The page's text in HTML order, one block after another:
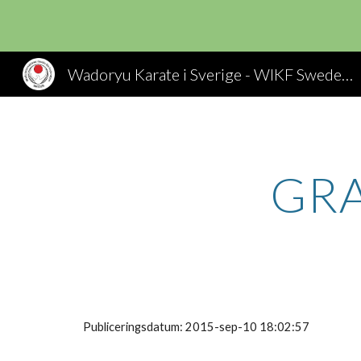
Wadoryu Karate i Sverige - WIKF Sweden, Wado Ryu Karate
Publiceringsdatum: 2015-sep-10 18:02:57